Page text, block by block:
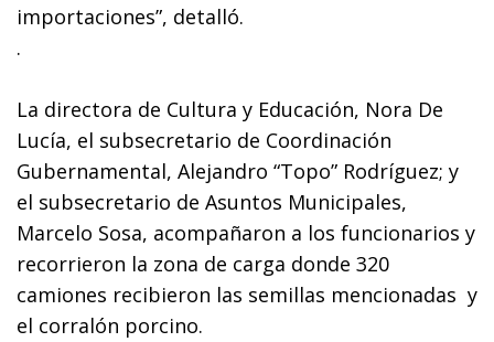
importaciones”, detalló.
.
La directora de Cultura y Educación, Nora De
Lucía, el subsecretario de Coordinación
Gubernamental, Alejandro “Topo” Rodríguez; y
el subsecretario de Asuntos Municipales,
Marcelo Sosa, acompañaron a los funcionarios y
recorrieron la zona de carga donde 320
camiones recibieron las semillas mencionadas y
el corralón porcino.